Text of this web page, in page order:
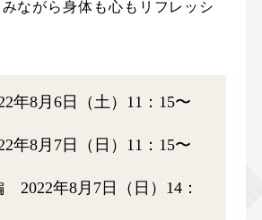
ながら身体も心もリフレッシ
年8月6日（土）11：15〜
年8月7日（日）11：15〜
2022年8月7日（日）14：